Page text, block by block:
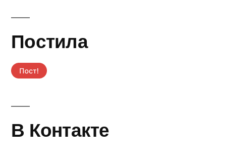
Постила
В Контакте